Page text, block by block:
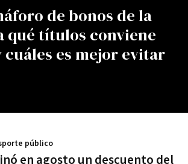
de bonos de la
qué títulos conviene
es mejor evitar
en agosto un descuento del
público